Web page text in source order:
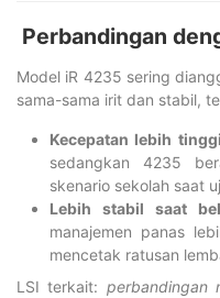
Perbandingan
Model iR 4235 sering
sama-sama irit dan stabil,
Kecepatan lebih tinggi
sedangkan 4235
skenario sekolah saat
Lebih stabil saat
manajemen panas
mencetak ratusan
LSI terkait: perbandingan